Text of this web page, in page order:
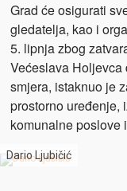
Grad će osigurati
gledatelja, kao i
5. lipnja zbog
Većeslava Holjevca
smjera, istaknuo je
prostorno uređenje,
komunalne poslove
Dario Ljubičić